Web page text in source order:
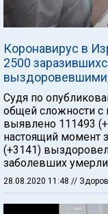
Коронавирус в
2500
Судя по
общей сложности с
выявлено 111493
настоящий момент
(+3141)
заболевших
28.08.2020 11:48 //